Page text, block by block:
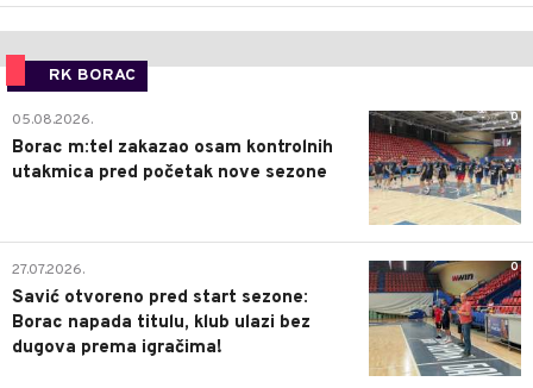
RK BORAC
0
05.08.2026.
Borac m:tel zakazao osam kontrolnih
utakmica pred početak nove sezone
0
27.07.2026.
Savić otvoreno pred start sezone:
Borac napada titulu, klub ulazi bez
dugova prema igračima!